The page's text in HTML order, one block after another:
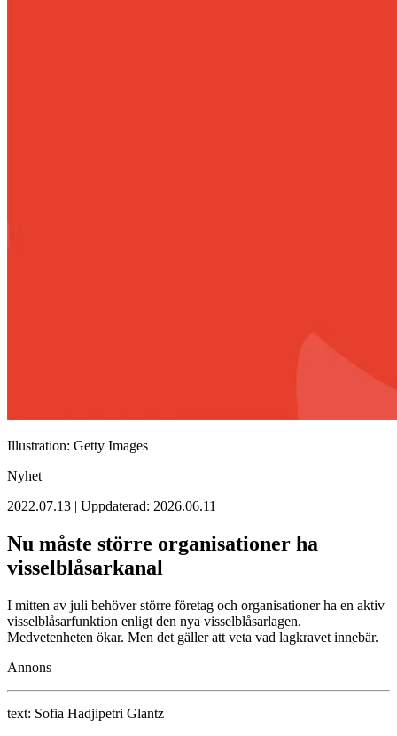
Illustration: Getty Images
Nyhet
2022.07.13 | Uppdaterad: 2026.06.11
Nu måste större organisationer ha
visselblåsarkanal
I mitten av juli behöver större företag och organisationer ha en aktiv
visselblåsarfunktion enligt den nya visselblåsarlagen.
Medvetenheten ökar. Men det gäller att veta vad lagkravet innebär.
Annons
text: Sofia Hadjipetri Glantz